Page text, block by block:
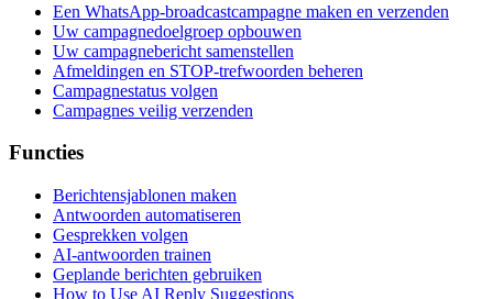
Een WhatsApp-broadcastcampagne maken en verzenden
Uw campagnedoelgroep opbouwen
Uw campagnebericht samenstellen
Afmeldingen en STOP-trefwoorden beheren
Campagnestatus volgen
Campagnes veilig verzenden
Functies
Berichtensjablonen maken
Antwoorden automatiseren
Gesprekken volgen
AI-antwoorden trainen
Geplande berichten gebruiken
How to Use AI Reply Suggestions